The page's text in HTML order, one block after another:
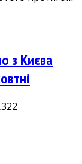
з Києва